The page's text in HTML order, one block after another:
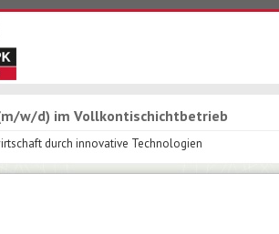
w/d) im Vollkontischichtbetrieb
durch innovative Technologien